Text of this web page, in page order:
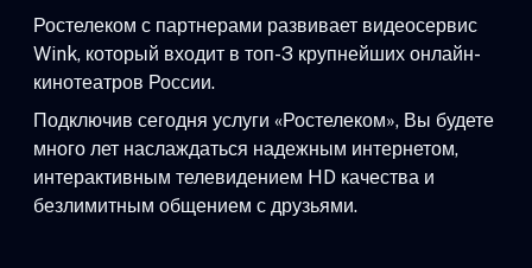
Ростелеком с партнерами развивает видеосервис
Wink, который входит в топ-3 крупнейших онлайн-
кинотеатров России.
Подключив сегодня услуги «Ростелеком», Вы будете
много лет наслаждаться надежным интернетом,
интерактивным телевидением HD качества и
безлимитным общением с друзьями.